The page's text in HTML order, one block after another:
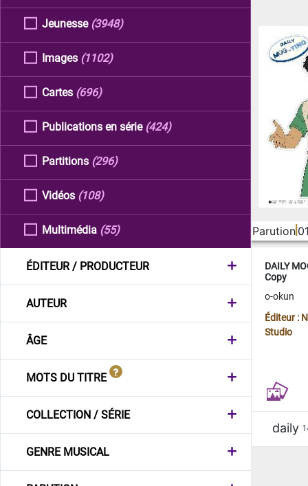
Jeunesse (3948)
Images (1102)
Cartes (696)
Publications en série (424)
Partitions (296)
Vidéos (108)
Multimédia (55)
ÉDITEUR / PRODUCTEUR
AUTEUR
ÂGE
MOTS DU TITRE
COLLECTION / SÉRIE
GENRE MUSICAL
Parution
DAILY
Copy
o-okun
Éditeur :
Studio
daily